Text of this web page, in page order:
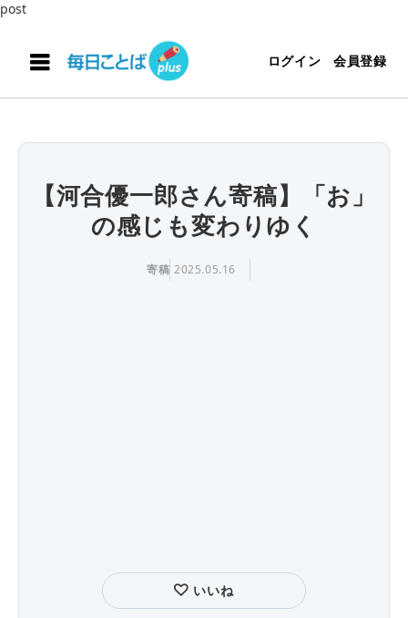
post
ログイン 会員登録
【河合優一郎さん寄稿】「お」
の感じも変わりゆく
寄稿 2025.05.16
いいね